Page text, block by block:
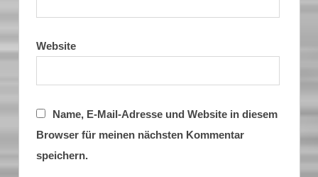
Website
Name, E-Mail-Adresse und Website in diesem
Browser für meinen nächsten Kommentar
speichern.